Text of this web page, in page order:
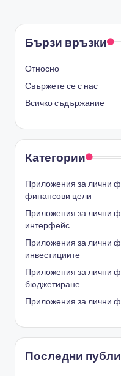
Бързи връзки
Относно
Свържете се с нас
Всичко съдържание
Категории
Приложения за лични
финансови цели
Приложения за лични
интерфейс
Приложения за лични
инвестициите
Приложения за лични
бюджетиране
Приложения за лични
Последни